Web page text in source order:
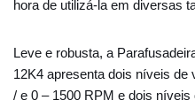
hora de utilizá-la em diversas
Leve e robusta, a
12K4 apresenta dois níveis de
/ e 0 – 1500 RPM e dois